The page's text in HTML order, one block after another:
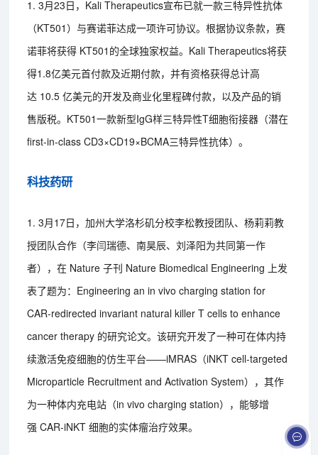
1. 3月23日，Kali Therapeutics宣布已就一款三特异性抗体
（KT501）与赛诺菲达成一项许可协议。根据协议条款，赛
诺菲将获得 KT501的全球独家权益。Kali Therapeutics将获
得1.8亿美元首付款及近期付款，并有资格获得总计高
达 10.5 亿美元的开发及商业化里程碑付款，以及产品的销
售版税。KT501一款新型IgG样三特异性T细胞衔接器（潜在
first-in-class CD3×CD19×BCMA三特异性抗体）。
科技药研
1. 3月17日，加州大学洛杉矶分校李松教授团队、杨莉莉教
授团队合作（李闫瑞德、南昊辰、刘泽阳为共同第一作
者），在 Nature 子刊 Nature Biomedical Engineering 上发
表了题为：Engineering an in vivo charging station for
CAR-redirected invariant natural killer T cells to enhance
cancer therapy 的研究论文。该研究开发了一种可在体内持
续激活免疫细胞的仿生平台——iMRAS（iNKT cell-targeted
Microparticle Recruitment and Activation System），其作
为一种体内充电站（in vivo charging station），能够增
强 CAR-iNKT 细胞的实体瘤治疗效果。